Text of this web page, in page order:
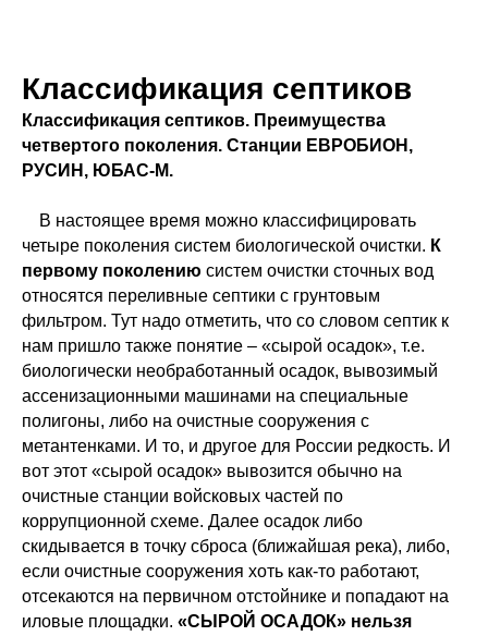
Классификация септиков
Классификация септиков. Преимущества
четвертого поколения. Станции ЕВРОБИОН,
РУСИН, ЮБАС-М.
В настоящее время можно классифицировать
четыре поколения систем биологической очистки. К
первому поколению систем очистки сточных вод
относятся переливные септики с грунтовым
фильтром. Тут надо отметить, что со словом септик к
нам пришло также понятие – «сырой осадок», т.е.
биологически необработанный осадок, вывозимый
ассенизационными машинами на специальные
полигоны, либо на очистные сооружения с
метантенками. И то, и другое для России редкость. И
вот этот «сырой осадок» вывозится обычно на
очистные станции войсковых частей по
коррупционной схеме. Далее осадок либо
скидывается в точку сброса (ближайшая река), либо,
если очистные сооружения хоть как-то работают,
отсекаются на первичном отстойнике и попадают на
иловые площадки. «СЫРОЙ ОСАДОК» нельзя